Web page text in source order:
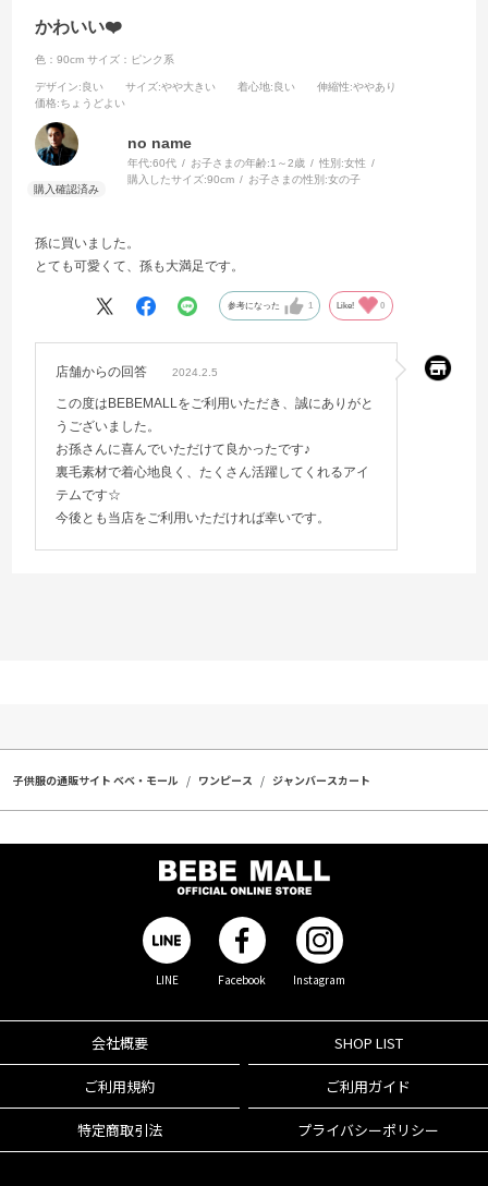
かわいい❤️
色：90cm サイズ：ピンク系
デザイン:良い サイズ:やや大きい 着心地:良い 伸縮性:ややあり
価格:ちょうどよい
no name
年代:60代 お子さまの年齢:1～2歳 性別:女性
購入したサイズ:90cm お子さまの性別:女の子
孫に買いました。
とても可愛くて、孫も大満足です。
参考になった 1 Like! 0
店舗からの回答 2024.2.5
この度はBEBEMALLをご利用いただき、誠にありがと
うございました。
お孫さんに喜んでいただけて良かったです♪
裏毛素材で着心地良く、たくさん活躍してくれるアイ
テムです☆
今後とも当店をご利用いただければ幸いです。
子供服の通販サイト ベベ・モール ワンピース ジャンバースカート
LINE Facebook Instagram
会社概要 SHOP LIST
ご利用規約 ご利用ガイド
特定商取引法 プライバシーポリシー